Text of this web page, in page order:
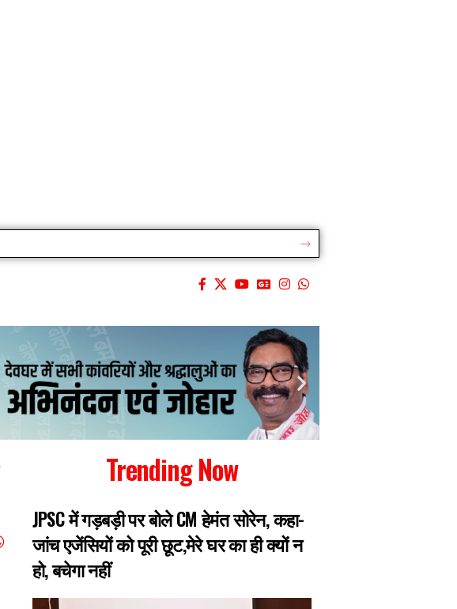
Trending Now
JPSC में गड़बड़ी पर बोले CM हेमंत सोरेन, कहा-
जांच एजेंसियों को पूरी छूट,मेरे घर का ही क्यों न
हो, बचेगा नहीं